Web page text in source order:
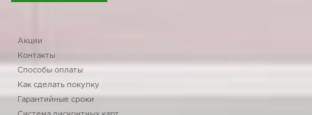
Акции
Контакты
Способы оплаты
Как сделать покупку
Гарантийные сроки